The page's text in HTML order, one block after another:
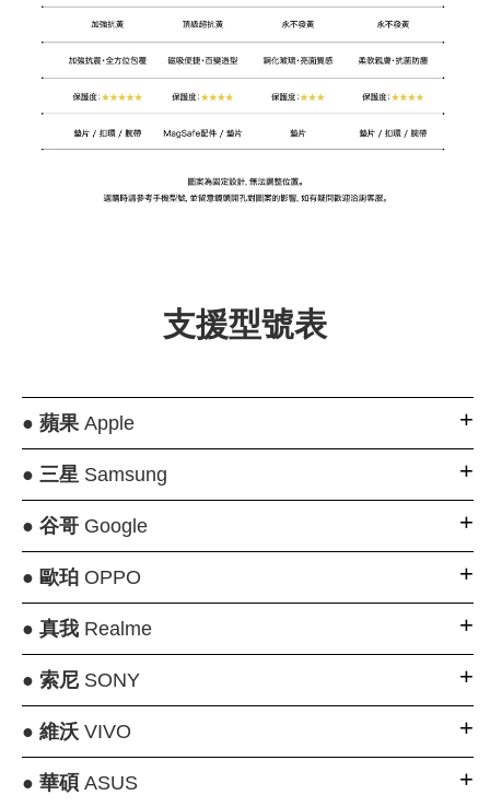
支援型號表
● 蘋果Apple
● 三星Samsung
● 谷哥Google
● 歐珀OPPO
● 真我Realme
● 索尼SONY
● 維沃VIVO
● 華碩 ASUS